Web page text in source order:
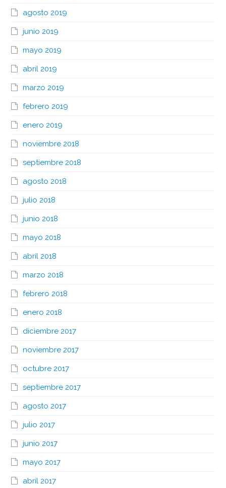
agosto 2019
junio 2019
mayo 2019
abril 2019
marzo 2019
febrero 2019
enero 2019
noviembre 2018
septiembre 2018
agosto 2018
julio 2018
junio 2018
mayo 2018
abril 2018
marzo 2018
febrero 2018
enero 2018
diciembre 2017
noviembre 2017
octubre 2017
septiembre 2017
agosto 2017
julio 2017
junio 2017
mayo 2017
abril 2017